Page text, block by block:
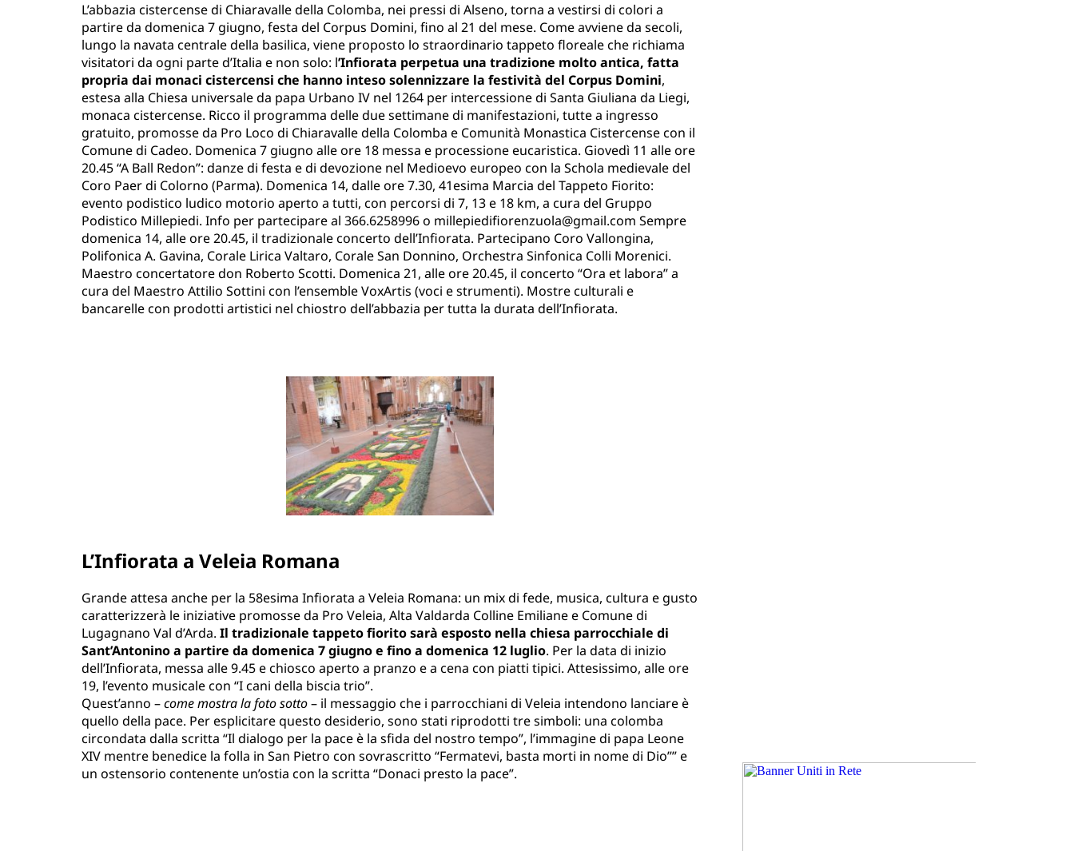
L’abbazia cistercense di Chiaravalle della Colomba, nei pressi di Alseno, torna a vestirsi di colori a
partire da domenica 7 giugno, festa del Corpus Domini, fino al 21 del mese. Come avviene da secoli,
lungo la navata centrale della basilica, viene proposto lo straordinario tappeto floreale che richiama
visitatori da ogni parte d’Italia e non solo: l’Infiorata perpetua una tradizione molto antica, fatta
propria dai monaci cistercensi che hanno inteso solennizzare la festività del Corpus Domini,
estesa alla Chiesa universale da papa Urbano IV nel 1264 per intercessione di Santa Giuliana da Liegi,
monaca cistercense. Ricco il programma delle due settimane di manifestazioni, tutte a ingresso
gratuito, promosse da Pro Loco di Chiaravalle della Colomba e Comunità Monastica Cistercense con il
Comune di Cadeo. Domenica 7 giugno alle ore 18 messa e processione eucaristica. Giovedì 11 alle ore
20.45 “A Ball Redon”: danze di festa e di devozione nel Medioevo europeo con la Schola medievale del
Coro Paer di Colorno (Parma). Domenica 14, dalle ore 7.30, 41esima Marcia del Tappeto Fiorito:
evento podistico ludico motorio aperto a tutti, con percorsi di 7, 13 e 18 km, a cura del Gruppo
Podistico Millepiedi. Info per partecipare al 366.6258996 o millepiedifiorenzuola@gmail.com Sempre
domenica 14, alle ore 20.45, il tradizionale concerto dell’Infiorata. Partecipano Coro Vallongina,
Polifonica A. Gavina, Corale Lirica Valtaro, Corale San Donnino, Orchestra Sinfonica Colli Morenici.
Maestro concertatore don Roberto Scotti. Domenica 21, alle ore 20.45, il concerto “Ora et labora” a
cura del Maestro Attilio Sottini con l’ensemble VoxArtis (voci e strumenti). Mostre culturali e
bancarelle con prodotti artistici nel chiostro dell’abbazia per tutta la durata dell’Infiorata.
L’Infiorata a Veleia Romana
Grande attesa anche per la 58esima Infiorata a Veleia Romana: un mix di fede, musica, cultura e gusto
caratterizzerà le iniziative promosse da Pro Veleia, Alta Valdarda Colline Emiliane e Comune di
Lugagnano Val d’Arda. Il tradizionale tappeto fiorito sarà esposto nella chiesa parrocchiale di
Sant’Antonino a partire da domenica 7 giugno e fino a domenica 12 luglio. Per la data di inizio
dell’Infiorata, messa alle 9.45 e chiosco aperto a pranzo e a cena con piatti tipici. Attesissimo, alle ore
19, l’evento musicale con “I cani della biscia trio”.
Quest’anno –come mostra la foto sotto– il messaggio che i parrocchiani di Veleia intendono lanciare è
quello della pace. Per esplicitare questo desiderio, sono stati riprodotti tre simboli: una colomba
circondata dalla scritta “Il dialogo per la pace è la sfida del nostro tempo”, l’immagine di papa Leone
XIV mentre benedice la folla in San Pietro con sovrascritto “Fermatevi, basta morti in nome di Dio”” e
un ostensorio contenente un’ostia con la scritta “Donaci presto la pace”.